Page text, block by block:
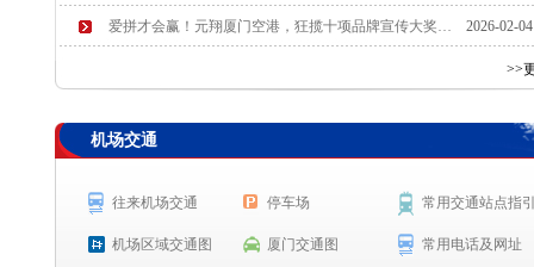
航空公司
爱拼才会赢！元翔厦门空港，狂揽十项品牌宣传大奖… 2026-02-
>>
机场交通
往来机场交通 停车场 常用交通站点指
机场区域交通图 厦门交通图 常用电话及网址